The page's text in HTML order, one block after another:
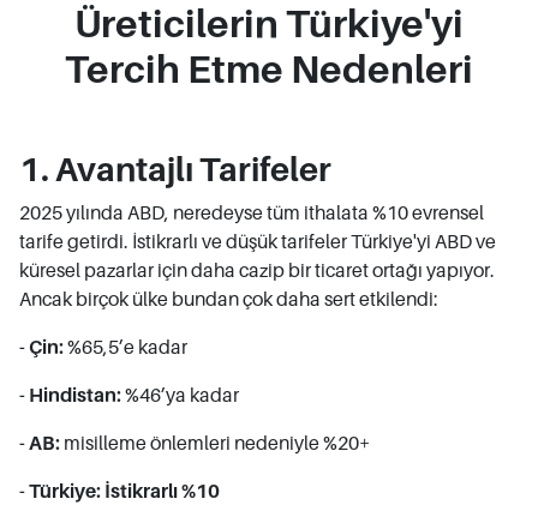
Üreticilerin Türkiye'yi
Tercih Etme Nedenleri
1. Avantajlı Tarifeler
2025 yılında ABD, neredeyse tüm ithalata %10 evrensel
tarife getirdi. İstikrarlı ve düşük tarifeler Türkiye'yi ABD ve
küresel pazarlar için daha cazip bir ticaret ortağı yapıyor.
Ancak birçok ülke bundan çok daha sert etkilendi:
- Çin:%65,5’e kadar
- Hindistan:%46’ya kadar
- AB: misilleme önlemleri nedeniyle %20+
- Türkiye: İstikrarlı %10